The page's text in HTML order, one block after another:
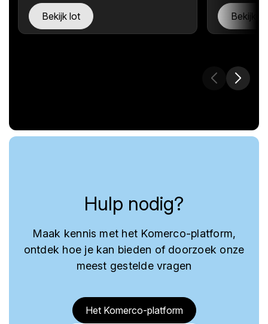
Bekijk lot Bekijk
Hulp nodig?
Maak kennis met het Komerco-platform,
ontdek hoe je kan bieden of doorzoek onze
meest gestelde vragen
Het Komerco-platform